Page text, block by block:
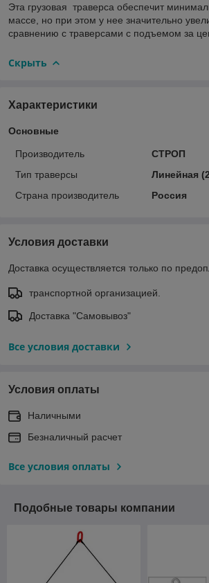
Эта грузовая траверса обеспечит
массе, но при этом у нее значительно
сравнению с траверсами с подъемом за
Скрыть
Характеристики
Основные
Производитель
СТРОП
Тип траверсы
Линейная
Страна производитель
Россия
Условия доставки
Доставка осуществляется только по
транспортной организацией.
Доставка "Самовывоз"
Все условия доставки
Условия оплаты
Наличными
Безналичный расчет
Все условия оплаты
Подобные товары компании